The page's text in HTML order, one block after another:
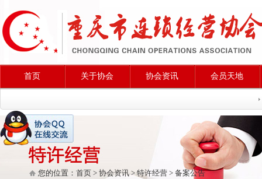
首页 关于协会 协会资讯 会员天地
您的位置： 首页 > 协会资讯>特许经营 > 备案公告